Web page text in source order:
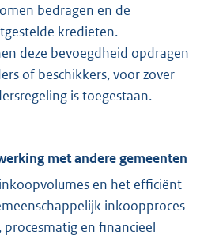
bedragen en de
kredieten.
deze bevoegdheid opdragen
of beschikkers, voor zover
is toegestaan.
met andere gemeenten
en het efficiënt
inkoopproces
en financieel